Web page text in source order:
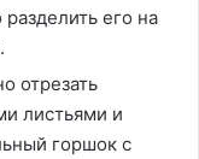
его на
отрезать
листьями и
горшок с